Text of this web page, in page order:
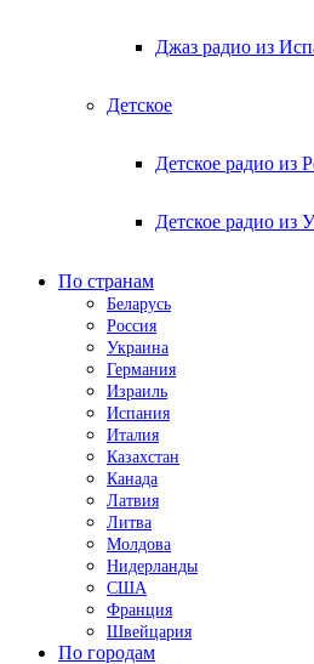
Джаз радио из
Детское
Детское радио из
Детское радио из
По странам
Беларусь
Россия
Украина
Германия
Израиль
Испания
Италия
Казахстан
Канада
Латвия
Литва
Молдова
Нидерланды
США
Франция
Швейцария
По городам